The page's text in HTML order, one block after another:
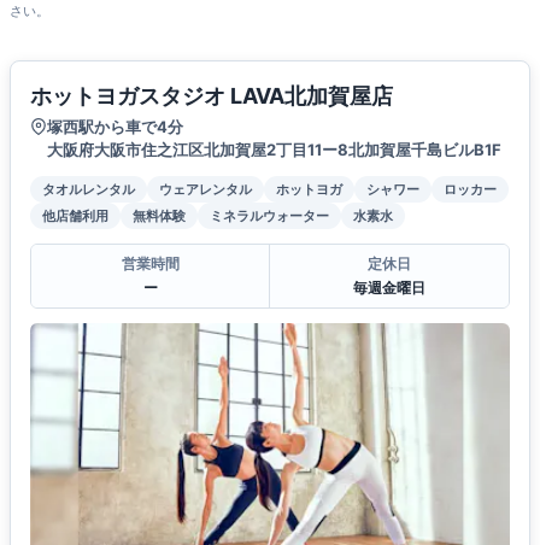
さい。
ホットヨガスタジオ LAVA北加賀屋店
塚西駅から車で4分
大阪府大阪市住之江区北加賀屋2丁目11ー8北加賀屋千島ビルB1F
タオルレンタル ウェアレンタル ホットヨガ シャワー
ロッカー
他店舗利用
無料体験 ミネラルウォーター 水素水
営業時間
ー
定休日
毎週金曜日